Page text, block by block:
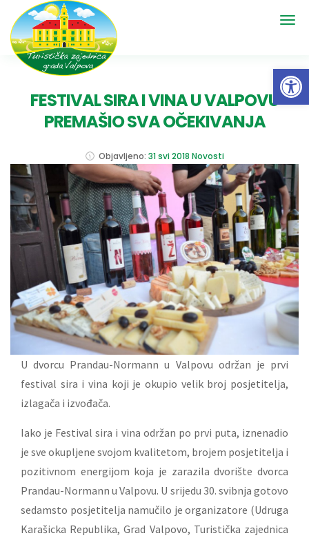
FESTIVAL SIRA I VINA U VALPOVU
PREMAŠIO SVA OČEKIVANJA
Objavljeno: 31 svi 2018 Novosti
U dvorcu Prandau-Normann u Valpovu održan je prvi
festival sira i vina koji je okupio velik broj posjetitelja,
izlagača i izvođača.
Iako je Festival sira i vina održan po prvi puta, iznenadio
je sve okupljene svojom kvalitetom, brojem posjetitelja i
pozitivnom energijom koja je zarazila dvorište dvorca
Prandau-Normann u Valpovu. U srijedu 30. svibnja gotovo
sedamsto posjetitelja namučilo je organizatore (Udruga
Karašicka Republika, Grad Valpovo, Turistička zajednica